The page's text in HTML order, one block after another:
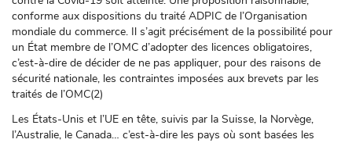
conforme aux dispositions du traité ADPIC de l’Organisation
mondiale du commerce. Il s’agit précisément de la possibilité pour
un État membre de l’OMC d’adopter des licences obligatoires,
c’est-à-dire de décider de ne pas appliquer, pour des raisons de
sécurité nationale, les contraintes imposées aux brevets par les
traités de l’OMC(2)
Les États-Unis et l’UE en tête, suivis par la Suisse, la Norvège,
l’Australie, le Canada… c’est-à-dire les pays où sont basées les